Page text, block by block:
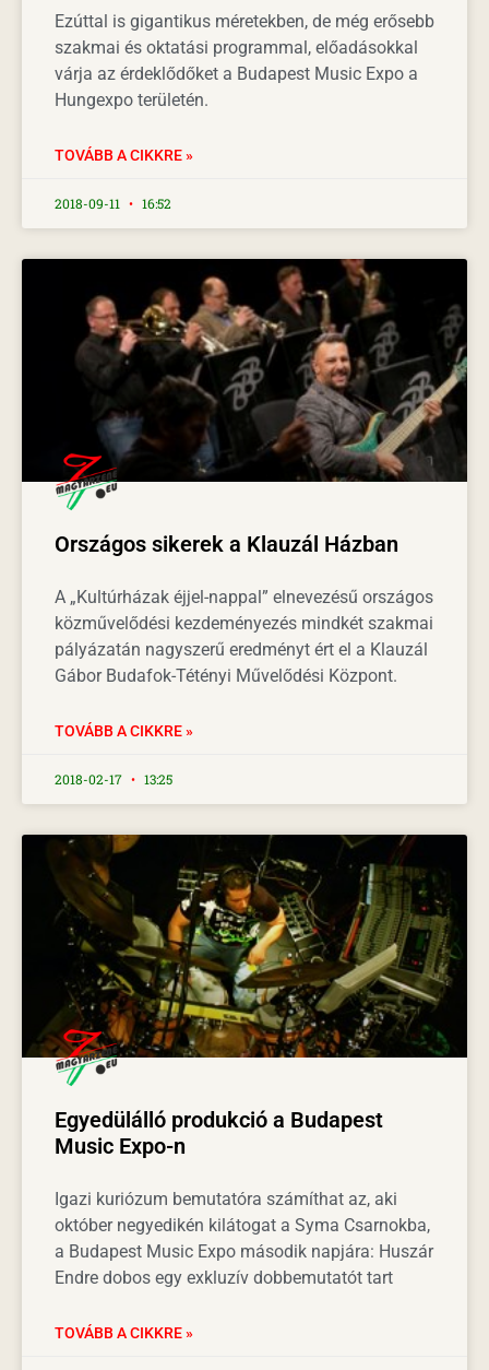
Ezúttal is gigantikus méretekben, de még erősebb
szakmai és oktatási programmal, előadásokkal
várja az érdeklődőket a Budapest Music Expo a
Hungexpo területén.
TOVÁBB A CIKKRE »
2018-09-11 16:52
Országos sikerek a Klauzál Házban
A „Kultúrházak éjjel-nappal” elnevezésű országos
közművelődési kezdeményezés mindkét szakmai
pályázatán nagyszerű eredményt ért el a Klauzál
Gábor Budafok-Tétényi Művelődési Központ.
TOVÁBB A CIKKRE »
2018-02-17 13:25
Egyedülálló produkció a Budapest
Music Expo-n
Igazi kuriózum bemutatóra számíthat az, aki
október negyedikén kilátogat a Syma Csarnokba,
a Budapest Music Expo második napjára: Huszár
Endre dobos egy exkluzív dobbemutatót tart
TOVÁBB A CIKKRE »